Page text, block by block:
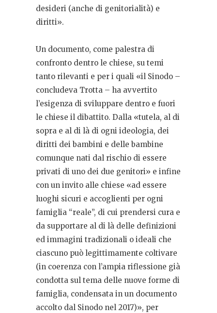
desideri (anche di genitorialità) e
diritti».
Un documento, come palestra di
confronto dentro le chiese, su temi
tanto rilevanti e per i quali «il Sinodo –
concludeva Trotta – ha avvertito
l’esigenza di sviluppare dentro e fuori
le chiese il dibattito. Dalla «tutela, al di
sopra e al di là di ogni ideologia, dei
diritti dei bambini e delle bambine
comunque nati dal rischio di essere
privati di uno dei due genitori» e infine
con un invito alle chiese «ad essere
luoghi sicuri e accoglienti per ogni
famiglia “reale”, di cui prendersi cura e
da supportare al di là delle definizioni
ed immagini tradizionali o ideali che
ciascuno può legittimamente coltivare
(in coerenza con l’ampia riflessione già
condotta sul tema delle nuove forme di
famiglia, condensata in un documento
accolto dal Sinodo nel 2017)», per